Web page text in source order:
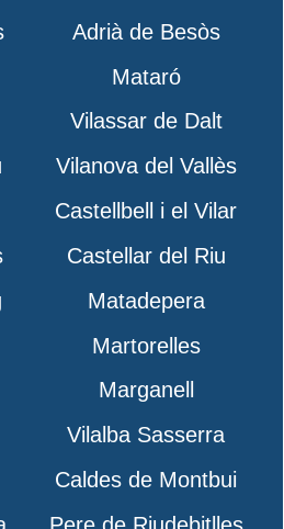
Adrià de Besòs
Mataró
Vilassar de Dalt
Vilanova del Vallès
Castellbell i el Vilar
Castellar del Riu
Matadepera
Martorelles
Marganell
Vilalba Sasserra
Caldes de Montbui